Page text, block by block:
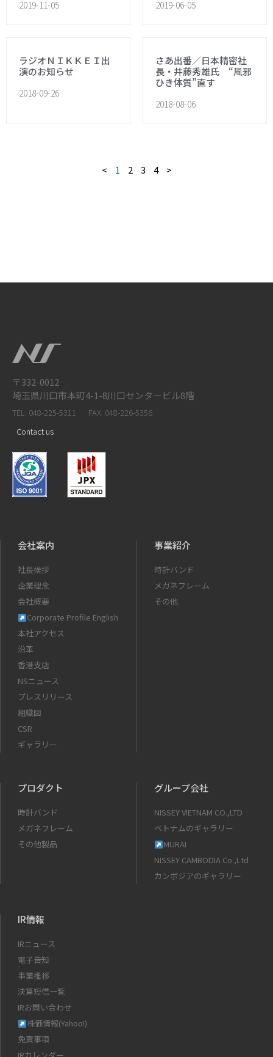
2019-11-05 2019-06-05
ラジオＮＩＫＫＥＩ出
演のお知らせ
2018-09-26
さあ出番／日本精密社
長・井藤秀雄氏 “風邪
ひき体質”直す
2018-08-06
< 1 2 3 4 >
〒332-0012
埼玉県川口市本町4-1-8川口センタ－ビル8階
TEL: 048-225-5311
FAX: 048-226-5356
Contact us
会社案内
社長挨拶
企業理念
会社概要
Corporate Profile English
本社アクセス
沿革
香港支店
NSニュース
プレスリリース
組織図
CSR
ギャラリー
事業紹介
時計バンド
メガネフレーム
その他
プロダクト
時計バンド
メガネフレーム
その他製品
グループ会社
NISSEY VIETNAM CO.,LTD
ベトナムのギャラリー
MURAI
NISSEY CAMBODIA Co.,Ltd
カンボジアのギャラリー
IR情報
IRニュース
電子告知
事業推移
決算短信一覧
IRお問い合わせ
株価情報(Yahoo!)
免責事項